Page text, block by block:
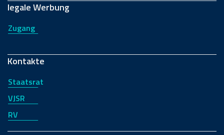
legale Werbung
Zugang
Kontakte
Staatsrat
VJSR
RV